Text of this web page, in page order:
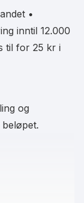
se•
inntil 12.000
til for 25 kr i
og